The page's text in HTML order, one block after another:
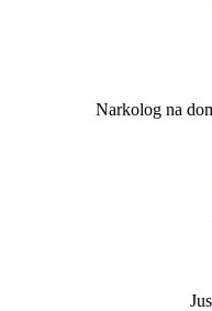
Narkolog na